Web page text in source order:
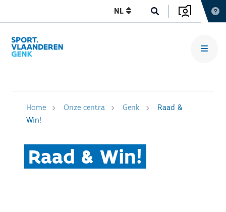
NL
Home Onze centra Genk
Raad &
Win!
Raad & Win!